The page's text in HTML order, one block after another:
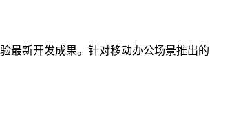
最新开发成果。针对移动办公场景推出的